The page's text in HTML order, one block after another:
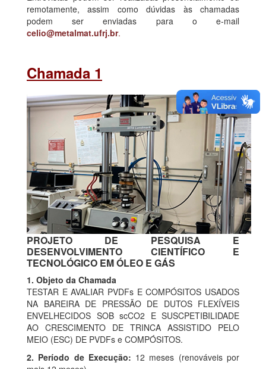
remotamente, assim como dúvidas às chamadas
podem ser enviadas para o e-mail
celio@metalmat.ufrj.br.
Chamada 1
PROJETO DE PESQUISA E
DESENVOLVIMENTO CIENTÍFICO E
TECNOLÓGICO EM ÓLEO E GÁS
1. Objeto da Chamada
TESTAR E AVALIAR PVDFs E COMPÓSITOS USADOS
NA BAREIRA DE PRESSÃO DE DUTOS FLEXÍVEIS
ENVELHECIDOS SOB scCO2 E SUSCPETIBILIDADE
AO CRESCIMENTO DE TRINCA ASSISTIDO PELO
MEIO (ESC) DE PVDFs e COMPÓSITOS.
2. Período de Execução: 12 meses (renováveis por